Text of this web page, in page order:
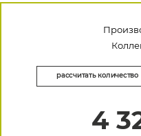
рассчитать количество
4